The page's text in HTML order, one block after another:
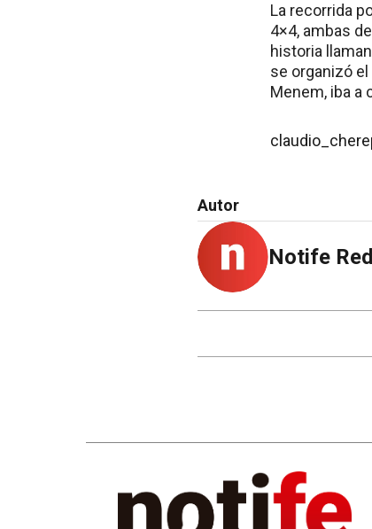
La recorrida
4×4, ambas
historia
se organizó
Menem, iba a
Autor
Notife